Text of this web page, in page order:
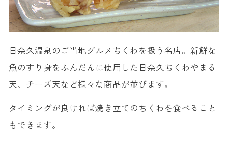
日奈久温泉のご当地グルメちくわを扱う名店。新鮮な
魚のすり身をふんだんに使用した日奈久ちくわやまる
天、チーズ天など様々な商品が並びます。
タイミングが良ければ焼き立てのちくわを食べること
もできます。